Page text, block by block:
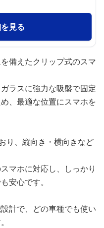
見る
備えたクリップ式のスマ
ラスに強力な吸盤で固定
、最適な位置にスマホを
り、縦向き・横向きなど
マホに対応し、しっかり
安心です。
計で、どの車種でも使い